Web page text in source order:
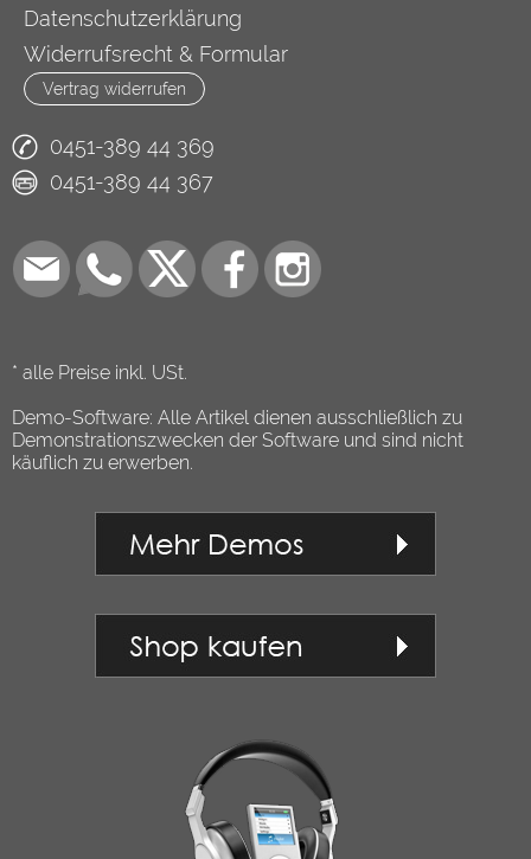
Datenschutzerklärung
Widerrufsrecht & Formular
Vertrag widerrufen
0451-389 44 369
0451-389 44 367
* alle Preise inkl. USt.
Demo-Software: Alle Artikel dienen ausschließlich zu
Demonstrationszwecken der Software und sind nicht
käuflich zu erwerben.